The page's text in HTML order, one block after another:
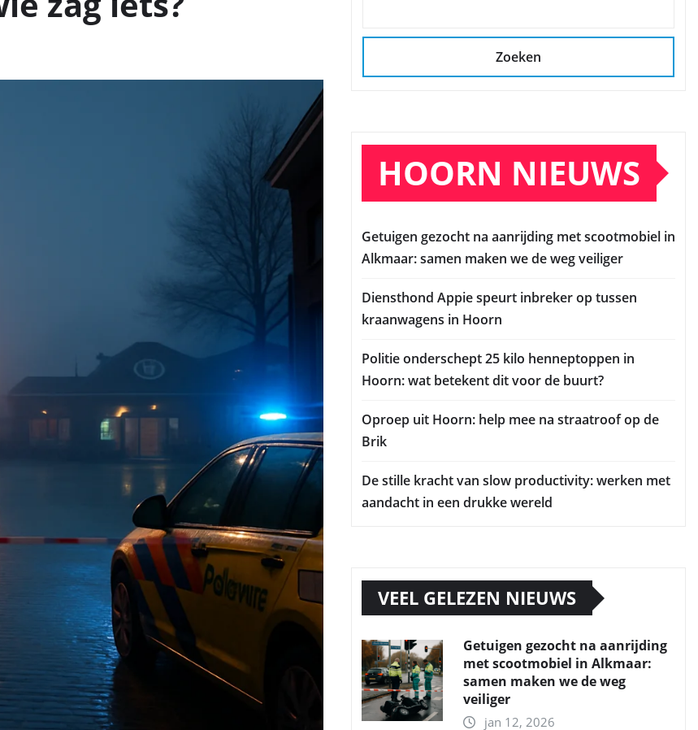
Zoeken
HOORN NIEUWS
Getuigen gezocht na aanrijding met scootmobiel in
Alkmaar: samen maken we de weg veiliger
Diensthond Appie speurt inbreker op tussen
kraanwagens in Hoorn
Politie onderschept 25 kilo henneptoppen in
Hoorn: wat betekent dit voor de buurt?
Oproep uit Hoorn: help mee na straatroof op de
Brik
De stille kracht van slow productivity: werken met
aandacht in een drukke wereld
VEEL GELEZEN NIEUWS
Getuigen gezocht na aanrijding
met scootmobiel in Alkmaar:
samen maken we de weg
veiliger
jan 12, 2026